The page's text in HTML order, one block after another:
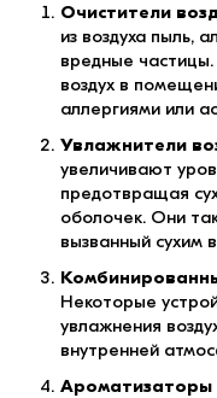
Очистители
из воздуха пыль,
вредные
воздух в
аллергиями или
Увлажнители
увеличивают
предотвращая
оболочек. Они
вызванный сухим
Некоторые
увлажнения
внутренней